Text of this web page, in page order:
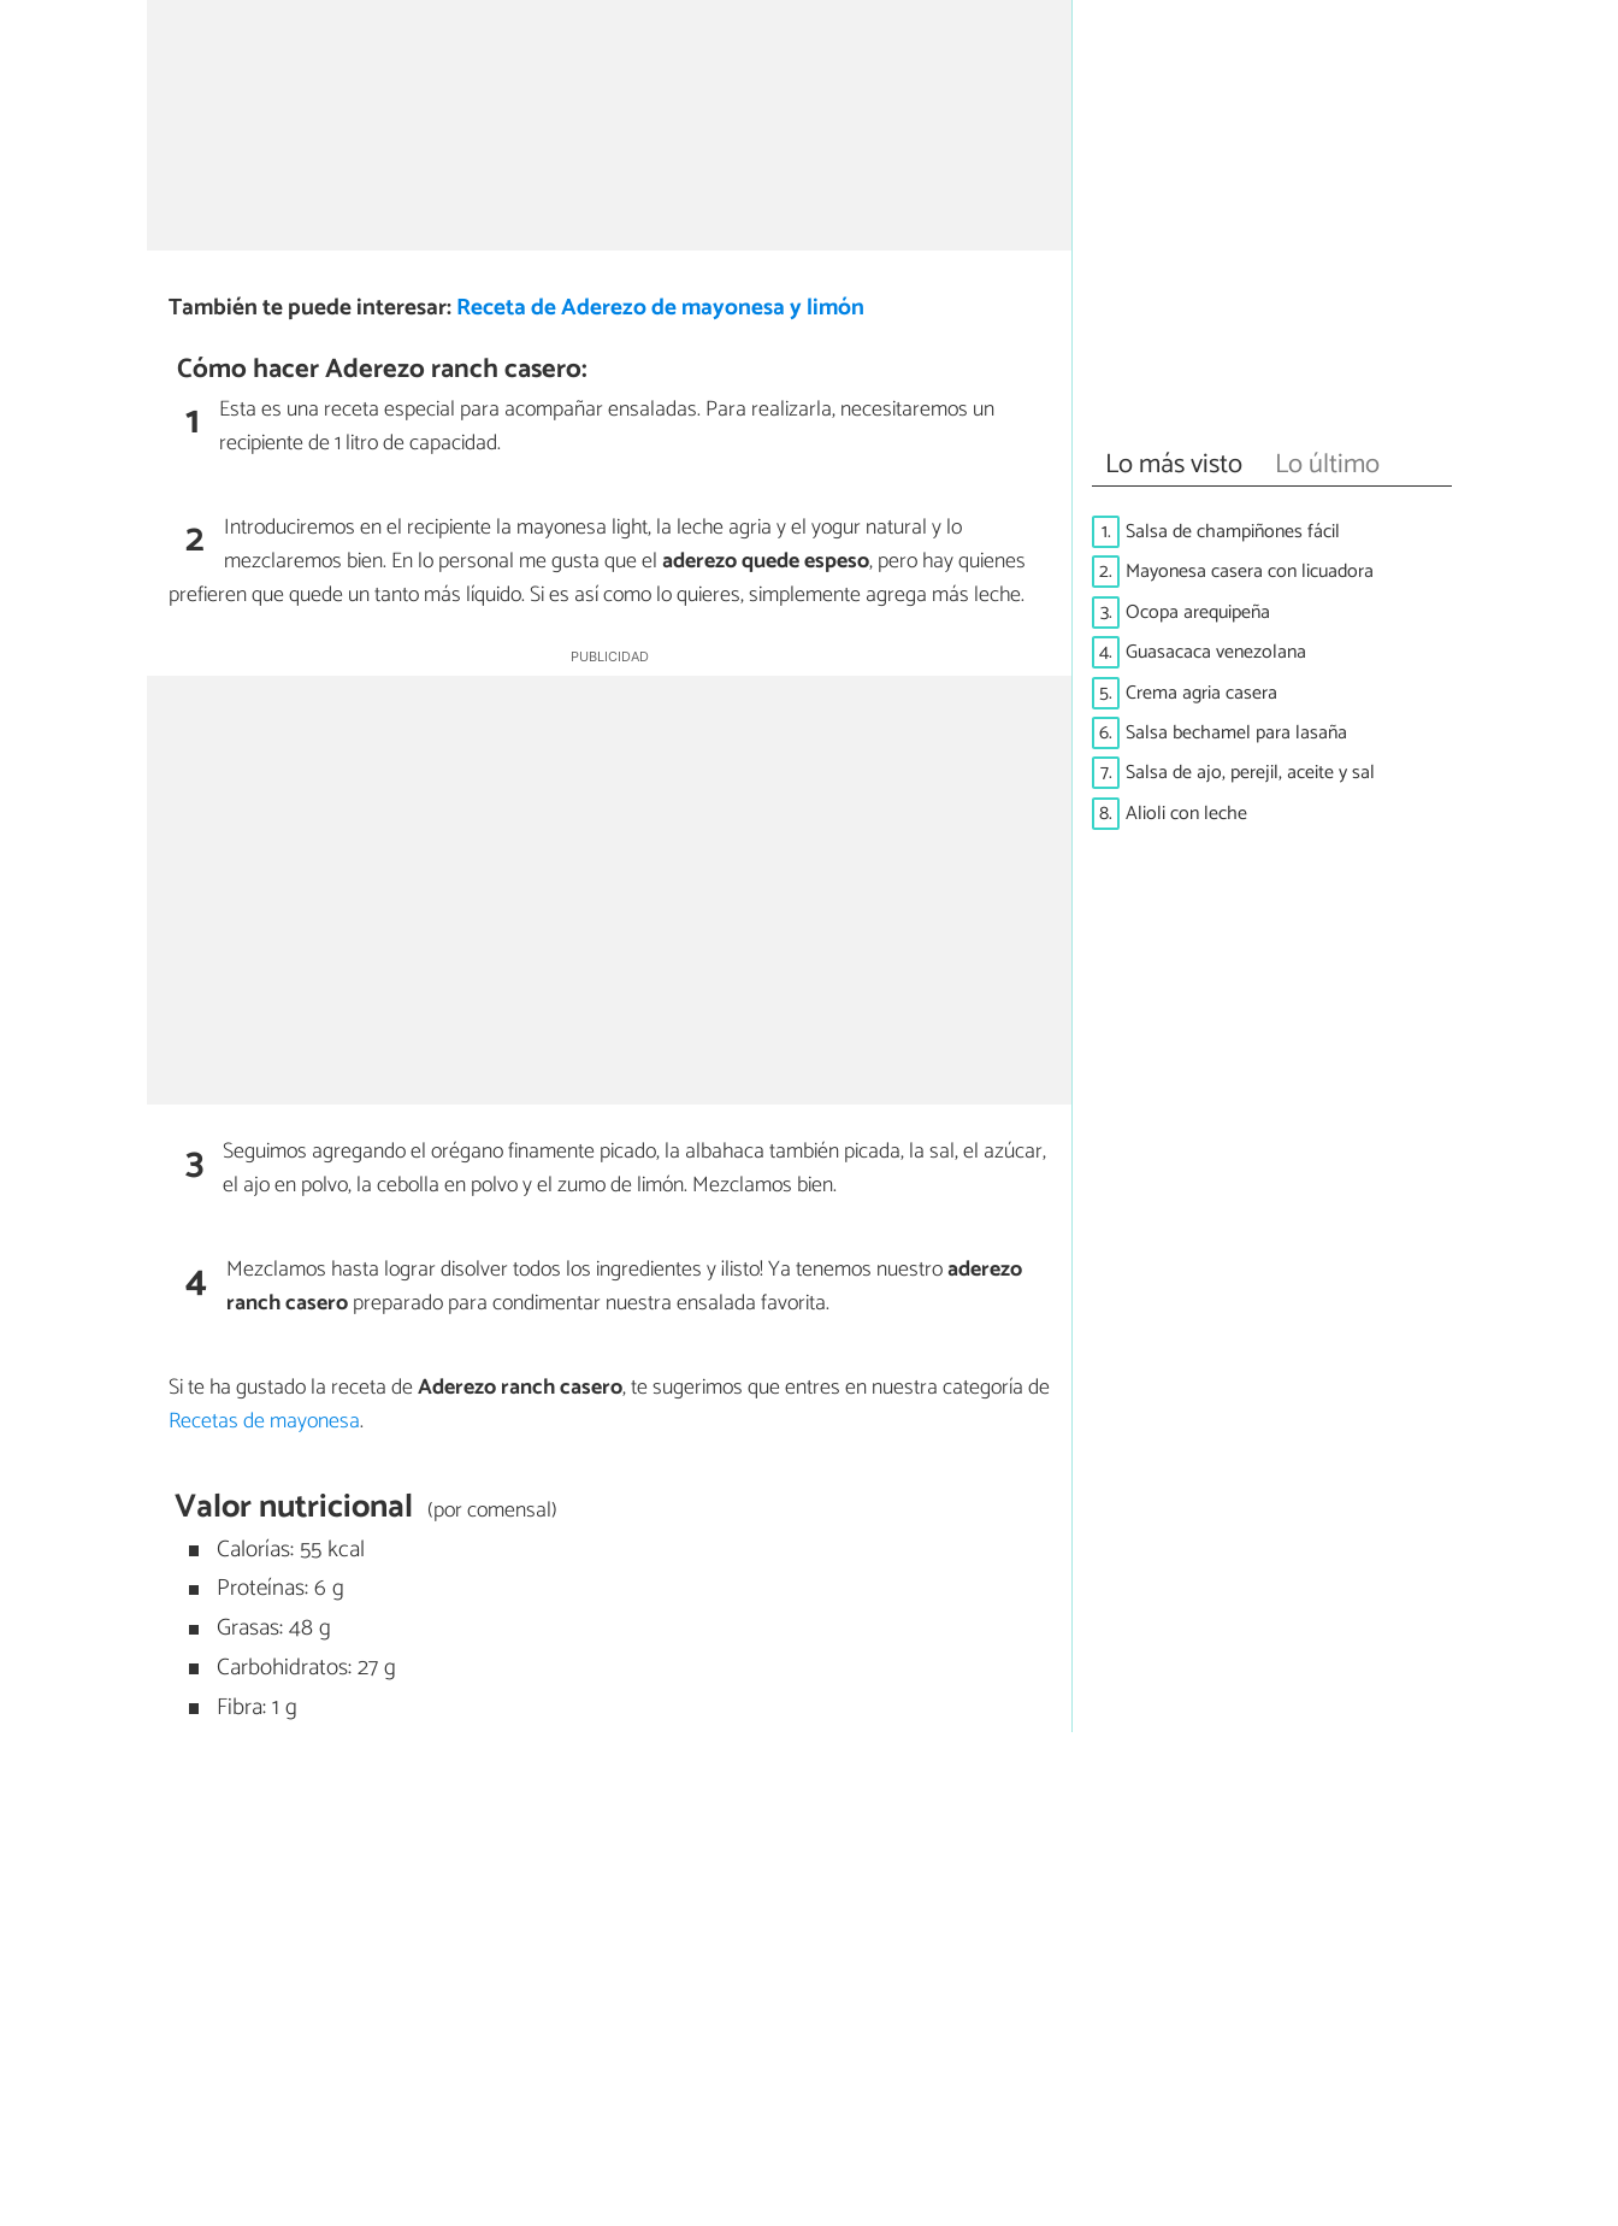
También te puede interesar:Receta de Aderezo de mayonesa y limón
Cómo hacer Aderezo ranch casero:
1
Esta es una receta especial para acompañar ensaladas. Para realizarla, necesitaremos un
recipiente de 1 litro de capacidad.
2 Introduciremos en el recipiente la mayonesa light, la leche agria y el yogur natural y lo
mezclaremos bien. En lo personal me gusta que eladerezo quede espeso, pero hay quienes
prefieren que quede un tanto más líquido. Si es así como lo quieres, simplemente agrega más leche.
3 Seguimos agregando el orégano finamente picado, la albahaca también picada, la sal, el azúcar,
el ajo en polvo, la cebolla en polvo y el zumo de limón. Mezclamos bien.
4 Mezclamos hasta lograr disolver todos los ingredientes y ¡listo! Ya tenemos nuestroaderezo
ranch caseropreparado para condimentar nuestra ensalada favorita.
Si te ha gustado la receta deAderezo ranch casero, te sugerimos que entres en nuestra categoría de
Recetas de mayonesa.
Valor nutricional (por comensal)
Calorías: 55 kcal
Proteínas: 6 g
Grasas: 48 g
Carbohidratos: 27 g
Fibra: 1 g
Lo más visto Lo último
1. Salsa de champiñones fácil
2. Mayonesa casera con licuadora
3. Ocopa arequipeña
4. Guasacaca venezolana
5. Crema agria casera
6. Salsa bechamel para lasaña
7. Salsa de ajo, perejil, aceite y sal
8. Alioli con leche